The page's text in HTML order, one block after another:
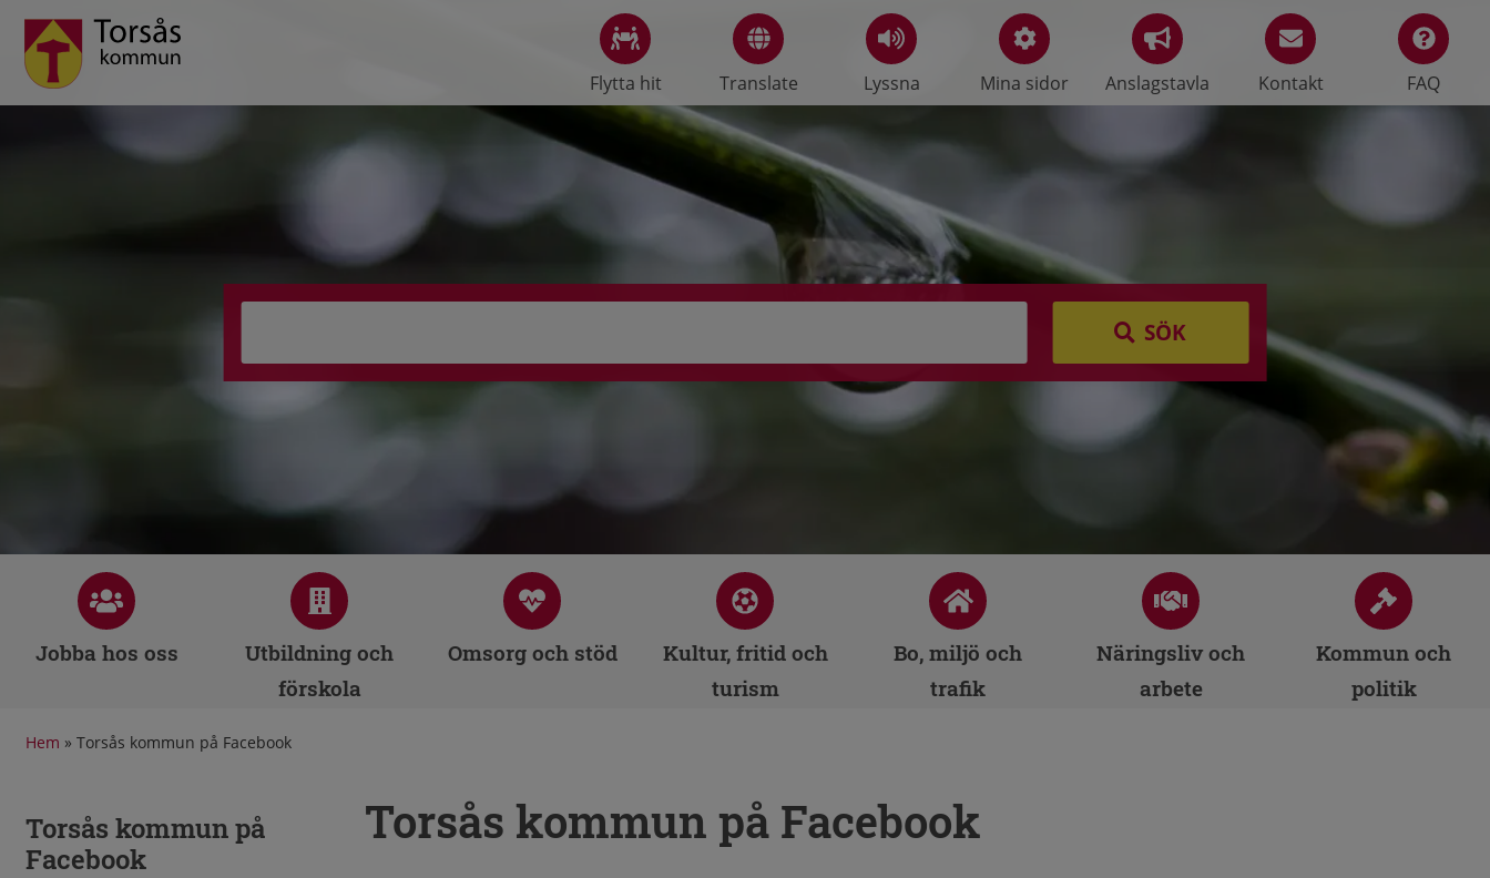
Flytta hit Translate Lyssna Mina sidor Anslagstavla Kontakt FAQ
SÖK
Jobba hos oss
Utbildning och
förskola
Omsorg och stöd
Kultur, fritid och
turism
Bo, miljö och
trafik
Näringsliv och
arbete
Kommun och
politik
Hem » Torsås kommun på Facebook
Torsås kommun på
Facebook
Torsås kommun på Facebook